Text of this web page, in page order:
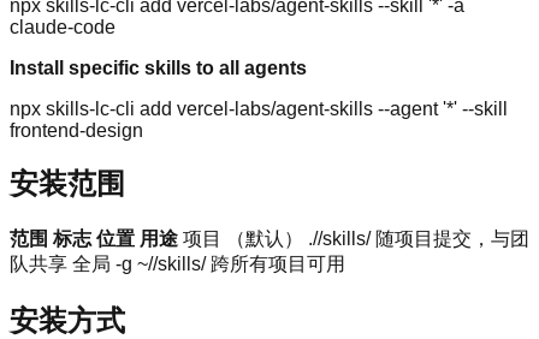
npx skills-lc-cli add vercel-labs/agent-skills --skill '*' -a
claude-code
Install specific skills to all agents
npx skills-lc-cli add vercel-labs/agent-skills --agent '*' --skill
frontend-design
安装范围
范围 标志 位置 用途 项目 （默认） .//skills/ 随项目提交，与团
队共享 全局 -g ~//skills/ 跨所有项目可用
安装方式